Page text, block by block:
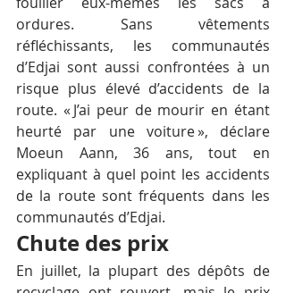
ordures. Sans vêtements
réfléchissants, les communautés
d’Edjai sont aussi confrontées à un
risque plus élevé d’accidents de la
route. « J’ai peur de mourir en étant
heurté par une voiture », déclare
Moeun Aann, 36 ans, tout en
expliquant à quel point les accidents
de la route sont fréquents dans les
communautés d’Edjai.
Chute des prix
En juillet, la plupart des dépôts de